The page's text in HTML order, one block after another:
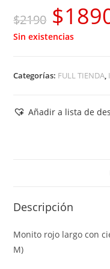
$2190 El
precio
$
Sin existencias
Categorías: FULL TIENDA,
Añadir a lista de
Descripción
Monito rojo largo con
M)